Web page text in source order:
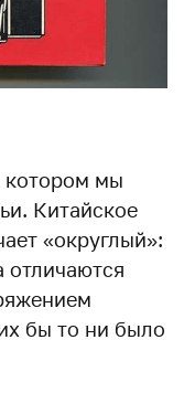
котором мы
Китайское
«округлый»:
отличаются
бы то ни было